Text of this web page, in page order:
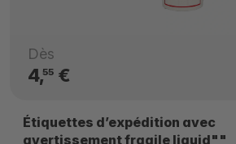
Dès
4,55€
Étiquettes d’expédition avec
avertissement fragile liquid""